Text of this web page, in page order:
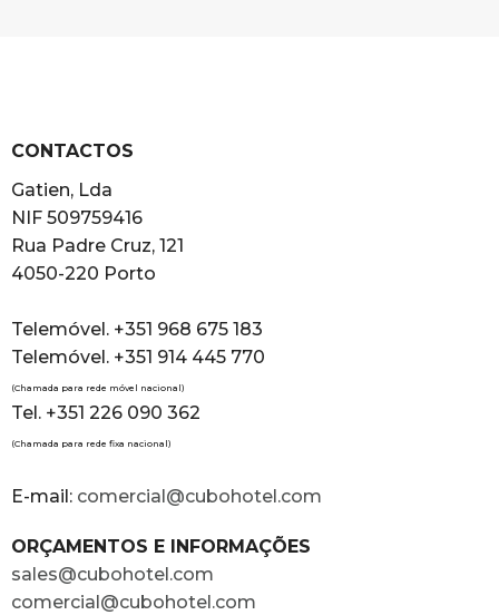
CONTACTOS
Gatien, Lda
NIF 509759416
Rua Padre Cruz, 121
4050-220 Porto
Telemóvel. +351 968 675 183
Telemóvel. +351 914 445 770
(Chamada para rede móvel nacional)
Tel. +351 226 090 362
(Chamada para rede fixa nacional)
E-mail: comercial@cubohotel.com
ORÇAMENTOS E INFORMAÇÕES
sales@cubohotel.com
comercial@cubohotel.com